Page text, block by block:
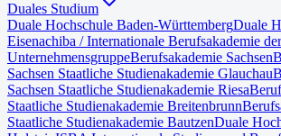
Duales Studium
Duale Hochschule Baden-WürttembergDuale
Eisenachiba / Internationale Berufsakademie
UnternehmensgruppeBerufsakademie Sachsen
Sachsen Staatliche Studienakademie Glauchau
Sachsen Staatliche Studienakademie Riesa
Staatliche Studienakademie Breitenbrunn
Staatliche Studienakademie BautzenDuale